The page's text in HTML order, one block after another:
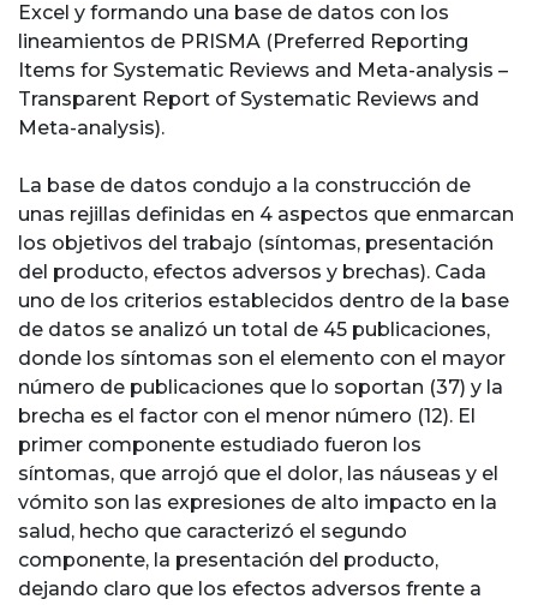
Excel y formando una base de datos con los
lineamientos de PRISMA (Preferred Reporting
Items for Systematic Reviews and Meta-analysis –
Transparent Report of Systematic Reviews and
Meta-analysis).
La base de datos condujo a la construcción de
unas rejillas definidas en 4 aspectos que enmarcan
los objetivos del trabajo (síntomas, presentación
del producto, efectos adversos y brechas). Cada
uno de los criterios establecidos dentro de la base
de datos se analizó un total de 45 publicaciones,
donde los síntomas son el elemento con el mayor
número de publicaciones que lo soportan (37) y la
brecha es el factor con el menor número (12). El
primer componente estudiado fueron los
síntomas, que arrojó que el dolor, las náuseas y el
vómito son las expresiones de alto impacto en la
salud, hecho que caracterizó el segundo
componente, la presentación del producto,
dejando claro que los efectos adversos frente a